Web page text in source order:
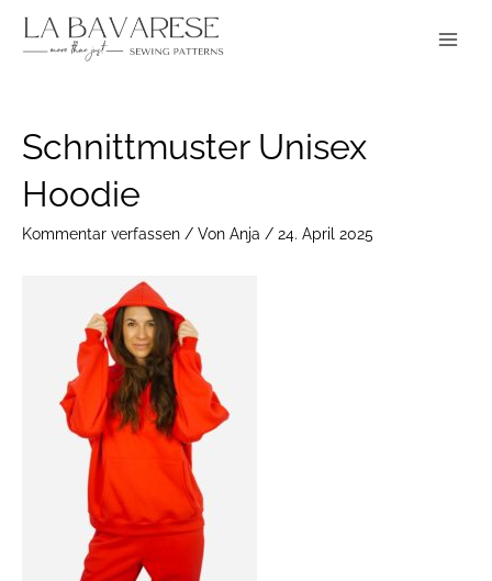
Inhalt
Schnittmuster Unisex
Hoodie
Kommentar verfassen / Von Anja / 24. April 2025
navigation